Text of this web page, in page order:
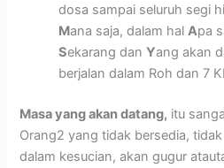
dosa sampai seluruh segi
Mana saja, dalam halApa
Sekarang danYang akan
berjalan dalam Roh dan 7
Masa yang akan datang, itu
Orang2 yang tidak bersedia,
dalam kesucian, akan gugur